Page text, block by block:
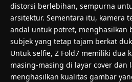
distorsi berlebihan, sempurna
arsitektur. Sementara itu, kamera
andal untuk potret, menghasilkan
subjek yang tetap tajam berkat
Untuk selfie, Z Fold7 memiliki dua
masing-masing di layar cover dan
menghasilkan kualitas gambar